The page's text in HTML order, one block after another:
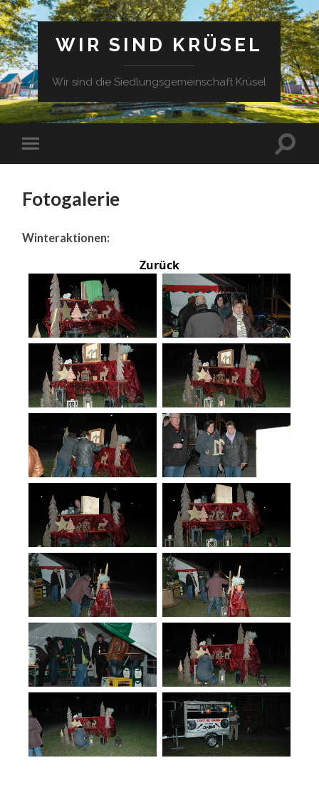
WIR SIND KRÜSEL
Wir sind die Siedlungsgemeinschaft Krüsel
Fotogalerie
Winteraktionen:
Zurück